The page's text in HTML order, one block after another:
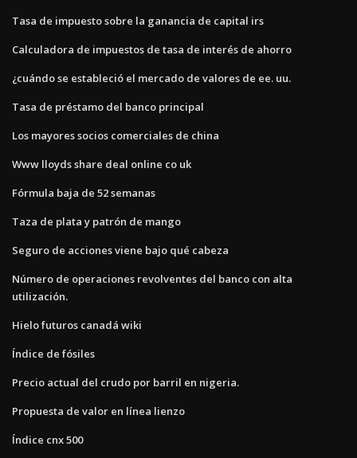
Tasa de impuesto sobre la ganancia de capital irs
Calculadora de impuestos de tasa de interés de ahorro
¿cuándo se estableció el mercado de valores de ee. uu.
Tasa de préstamo del banco principal
Los mayores socios comerciales de china
Www lloyds share deal online co uk
Fórmula baja de 52 semanas
Taza de plata y patrón de mango
Seguro de acciones viene bajo qué cabeza
Número de operaciones revolventes del banco con alta
utilización.
Hielo futuros canadá wiki
Índice de fósiles
Precio actual del crudo por barril en nigeria.
Propuesta de valor en línea lienzo
Índice cnx 500